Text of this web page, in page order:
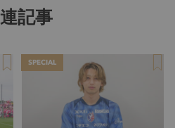
記事
SPECIAL